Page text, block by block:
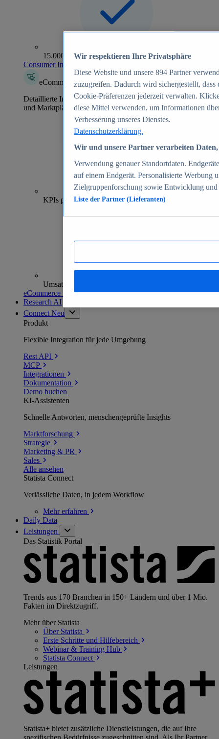
15.000+ Marken
Consumer Insights entdecken
eCommerce Insights
Detaillierte Informationen zu mehr als 39.000 Online-Shops
und Marktplätzen
70+
KPIs pro Shop
Umsatzanalysen und -prognosen
eCommerce Insights entdecken
Research AI
Connect Neu
Produkt
Flexible Integration für jede Umgebung
Rest API
MCP
Integrationen
Dokumentation
Demo buchen
KI-Assistenten
Schnelle Antworten, menschengeprüfte Insights
Marktforschung
Strategie
Marketing & PR
Sales
Alle ansehen
Statista Connect
Verlässliche Daten, in jedem Workflow
Mehrerfahren
Daily Data
Leistungen
Das Statistik Portal
Trends aus 170 Branchen in 150+ Ländern und über 1 Mio.
Fakten im Direktzugriff.
Mehr über Statista
Über Statista
Erste Schritte und Hilfebereich
Webinar & Training Hub
Statista Connect
Leistungen
Statista+ bietet zusätzliche Dienstleistungen, die auf Ihre
spezifischen Bedürfnisse zugeschnitten sind. Als Ihr Partner
Wir respektieren Ihre Privatsphäre
Diese Website und unsere 894 Partner
zuzugreifen. Dadurch wird sichergestellt,
Cookie-Präferenzen jederzeit verwalten.
diese Mittel verwenden, um Informationen
Verbesserung unseres Dienstes.
Datenschutzerklärung.
Wir und unsere Partner verarbeiten
Verwendung genauer Standortdaten.
auf einem Endgerät. Personalisierte Werbung
Zielgruppenforschung sowie Entwicklung
Liste der Partner (Lieferanten)